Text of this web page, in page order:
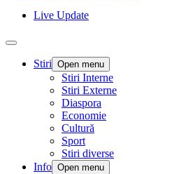
Live Update
Stiri Open menu
Stiri Interne
Stiri Externe
Diaspora
Economie
Cultură
Sport
Stiri diverse
Info Open menu